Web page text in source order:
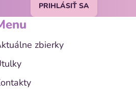
PRIHLÁSIŤ SA
zbierky